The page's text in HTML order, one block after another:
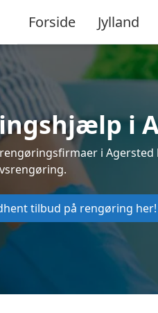
Forside Jylland
i
i
tilbud på rengøring her!